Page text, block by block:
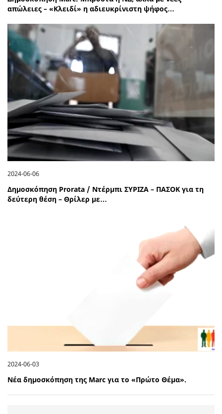
απώλειες – «Κλειδί» η αδιευκρίνιστη ψήφος…
2024-06-06
Δημοσκόπηση Prorata / Ντέρμπι ΣΥΡΙΖΑ – ΠΑΣΟΚ για τη
δεύτερη θέση – Θρίλερ με…
2024-06-03
Νέα δημοσκόπηση της Marc για το «Πρώτο Θέμα».